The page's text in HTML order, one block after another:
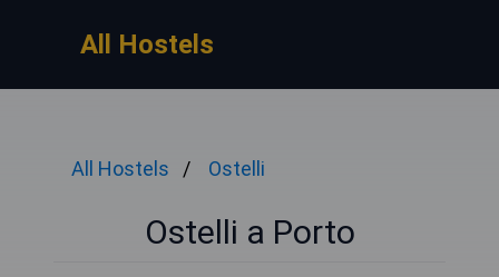
All Hostels
All Hostels Ostelli
Ostelli a Porto